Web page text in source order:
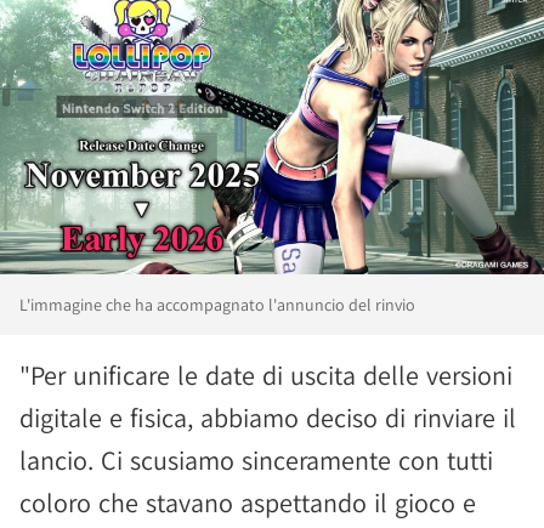
L'immagine che ha accompagnato l'annuncio del rinvio
"Per unificare le date di uscita delle versioni
digitale e fisica, abbiamo deciso di rinviare il
lancio. Ci scusiamo sinceramente con tutti
coloro che stavano aspettando il gioco e